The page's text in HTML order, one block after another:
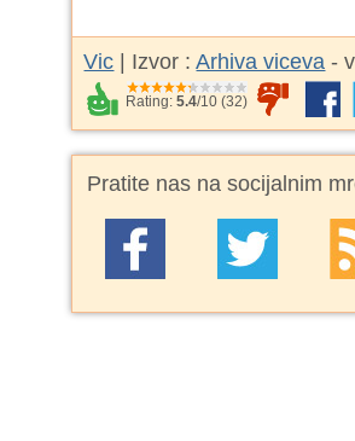
Vic | Izvor :Arhiva viceva -
Rating:5.4/10 (32)
Pratite nas na socijalnim